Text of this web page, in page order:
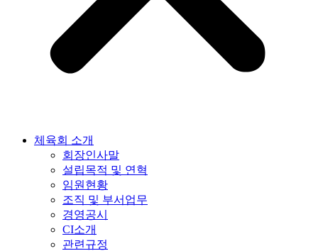
체육회 소개
회장인사말
설립목적 및 연혁
임원현황
조직 및 부서업무
경영공시
CI소개
관련규정